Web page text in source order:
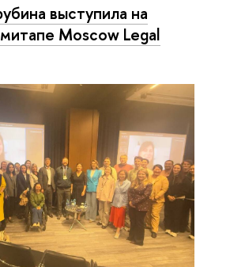
выступила на
Moscow Legal